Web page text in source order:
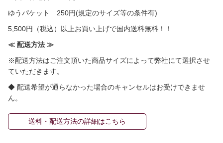
ゆうパケット 250円(規定のサイズ等の条件有)
5,500円（税込）以上お買い上げで国内送料無料！！
≪ 配送方法 ≫
※配送方法はご注文頂いた商品サイズによって弊社にて選択させ
ていただきます。
◆ 配送希望が通らなかった場合のキャンセルはお受けできませ
ん。
送料・配送方法の詳細はこちら